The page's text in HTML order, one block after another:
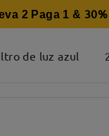
2 Paga 1 &
de luz azul